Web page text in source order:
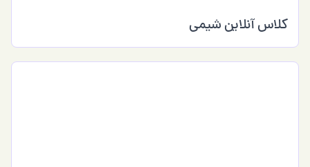
کلاس آنلاین شیمی